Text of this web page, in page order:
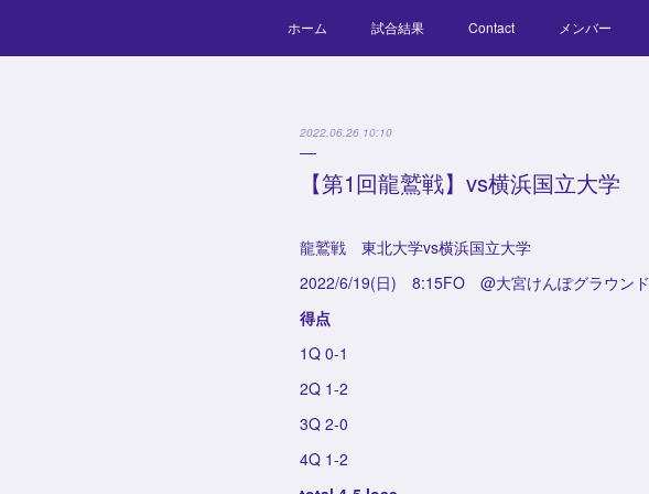
ホーム 試合結果 Contact メンバー
2022.06.26 10:10
【第1回龍鷲戦】vs横浜国立大学
龍鷲戦 東北大学vs横浜国立大学
2022/6/19(日) 8:15FO @大宮けんぽグラウンド
得点
1Q 0-1
2Q 1-2
3Q 2-0
4Q 1-2